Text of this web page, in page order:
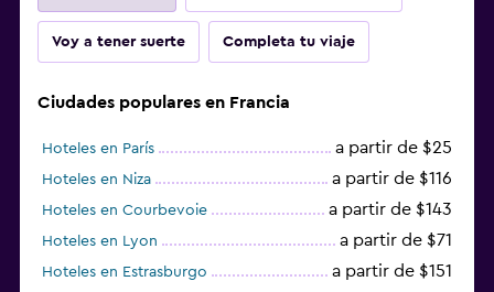
Voy a tener suerte Completa tu viaje
Ciudades populares en Francia
Hoteles en París a partir de $25
Hoteles en Niza a partir de $116
Hoteles en Courbevoie a partir de $143
Hoteles en Lyon a partir de $71
Hoteles en Estrasburgo a partir de $151